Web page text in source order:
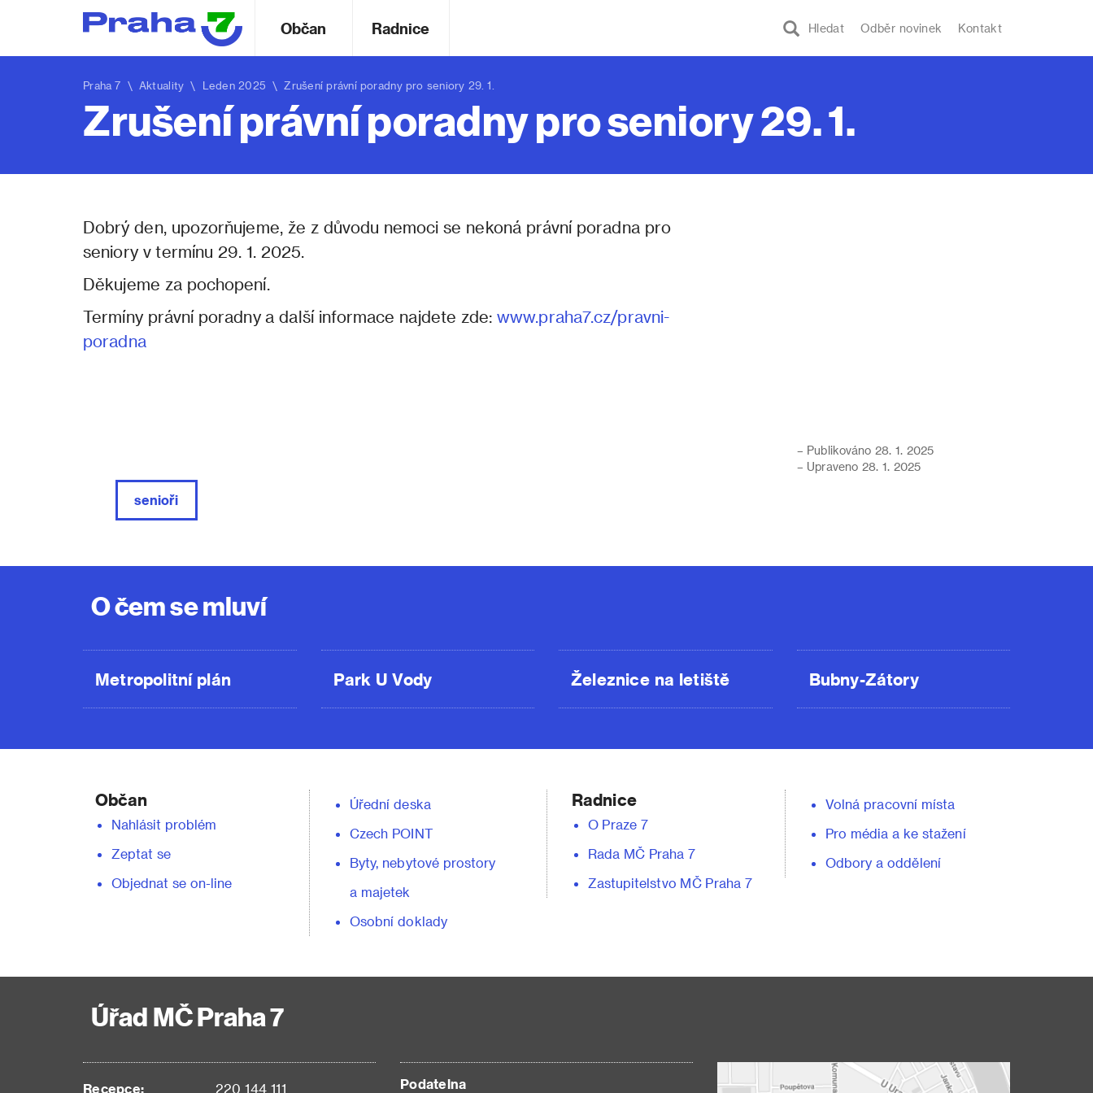
Hledat Odběr novinek Kontakt
Občan Radnice
Praha 7 \ Aktuality \ Leden 2025 \ Zrušení právní poradny pro seniory 29. 1.
Zrušení právní poradny pro seniory 29. 1.
Dobrý den, upozorňujeme, že z důvodu nemoci se nekoná právní poradna pro
seniory v termínu 29. 1. 2025.
Děkujeme za pochopení.
Termíny právní poradny a další informace najdete zde:www.praha7.cz/pravni-
poradna
senioři
– Publikováno 28. 1. 2025
– Upraveno 28. 1. 2025
O čem se mluví
Metropolitní plán Park U Vody Železnice na letiště Bubny-Zátory
Občan
Nahlásit problém
Zeptat se
Objednat se on-line
Úřední deska
Czech POINT
Byty, nebytové prostory
a majetek
Osobní doklady
Radnice
O Praze 7
Rada MČ Praha 7
Zastupitelstvo MČ Praha 7
Volná pracovní místa
Pro média a ke stažení
Odbory a oddělení
Úřad MČ Praha 7
Recepce: 220 144 111 Podatelna